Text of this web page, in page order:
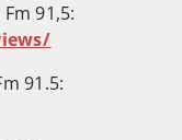
91,5:
91.5: